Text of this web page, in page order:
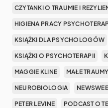
CZYTANKI O TRAUMIE I
HIGIENA PRACY
KSIĄŻKI DLA PSYCHOLOGÓW
KSIĄŻKI O PSYCHOTERAPII
MAGGIE KLINE MAŁE TRAUMY
NEUROBIOLOGIA
PETER LEVINE PODCAST O